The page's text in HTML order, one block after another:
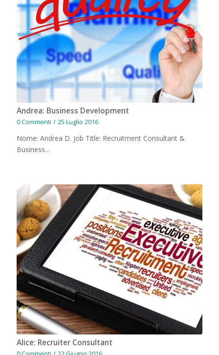
Andrea: Business Development
0 Commenti / 25 Luglio 2016
Nome: Andrea D. Job Title: Recruitment Consultant &
Business…
Alice: Recruiter Consultant